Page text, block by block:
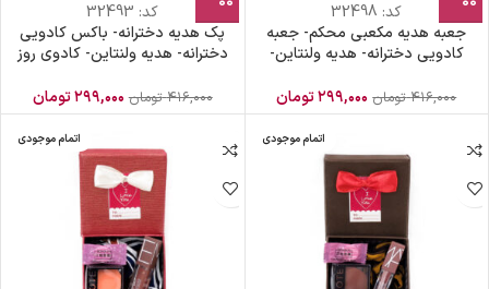
کد: 32498
جعبه هدیه مکعبی محکم- جعبه
کادویی دخترانه- هدیه ولنتاین-
کادوی دخترونه۴۱۶,۰۰۰ تومان ۲۹۹,۰۰۰تومان
کد: 32493
پک هدیه دخترانه- باکس کادویی
دخترانه- هدیه ولنتاین- کادوی روز
اقتصادی
۴۱۶,۰۰۰ تومان ۲۹۹,۰۰۰تومان
اتمام موجودی اتمام موجودی